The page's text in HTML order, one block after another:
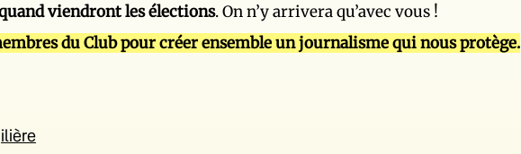
viendront les élections. On n’y arrivera qu’avec vous !
du Club pour créer ensemble un journalisme qui nous protège.